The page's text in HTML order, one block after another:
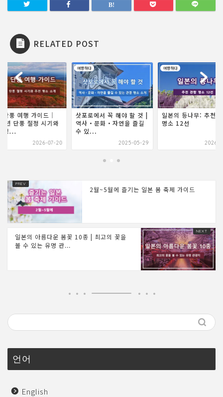
RELATED POST
에서 꼭 해야 할 것 |
문화・자연을 즐길
...
2025-05-29
여행하다
일본의 등나무: 추천 관람
명소 12선
2026-03-25
여행하다
일본 단풍 여행 가이드
2026년 단풍 절정 시
2026-
2월~5월에 즐기는 일본 봄 축제 가이드
일본의 아름다운 봄꽃 10종 | 최고의 꽃을
볼 수 있는 유명 관...
언어
English